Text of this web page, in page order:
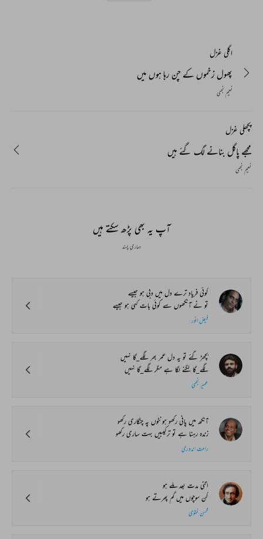
اگلی غزل
پھول زخموں کے چن رہا ہوں میں
نعیم نجمی
پچھلی غزل
مجھے پاگل بنانے لگ گئے ہیں
نعیم نجمی
آپ یہ بھی پڑھ سکتے ہیں
ہماری پسند
کوئی فریاد ترے دل میں دبی ہو جیسے
تو نے آنکھوں سے کوئی بات کہی ہو جیسے
فیض انور
بچھڑ گئے تو یہ دل عمر بھر لگے_گا نہیں
لگے_گا لگنے لگا ہے مگر لگے_گا نہیں
عمیر نجمی
آنکھ میں پانی رکھو ہونٹوں پہ چنگاری رکھو
زندہ رہنا ہے تو ترکیبیں بہت ساری رکھو
راحت اندوری
اتنی مدت بعد ملے ہو
کن سوچوں میں گم پھرتے ہو
محسن نقوی